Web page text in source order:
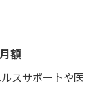
額
スサポートや医